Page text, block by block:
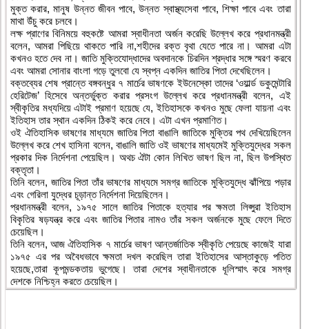
মুক্ত করার, মানুষ উন্নত জীবন পাবে, উন্নত স্বাস্থ্যসেবা পাবে, শিক্ষা পাবে এবং তারা
মাথা উঁচু করে চলবে।
লক্ষ প্রাণের বিনিময়ে বহুকষ্টে আমরা স্বাধীনতা অর্জন করেছি উল্লেখ করে প্রধানমন্ত্রী
বলেন, আমরা পিছিয়ে থাকতে পারি না,শহীদের রক্ত বৃথা যেতে পারে না। আমরা এটা
কখনও হতে দেব না। জাতি মুক্তিযোদ্ধাদের অবদানকে চিরদিন শ্রদ্ধার সঙ্গে স্মরণ করবে
এবং আমরা সোনার বাংলা গড়ে তুলবো যে স্বপ্ন একদিন জাতির পিতা দেখেছিলেন।
বক্তব্যের শেষ প্রান্তে বঙ্গবন্ধুর ৭ মার্চের ভাষণকে ইউনেস্কো তাদের ‘ওয়ার্ল্ড ডকুমেন্টারি
হেরিটেজ’ হিসেবে অন্তর্ভুক্ত করার প্রসংগ উল্লেখ করে প্রধানমন্ত্রী বলেন, এই
স্বীকৃতির মধ্যদিয়ে এটাই প্রমাণ হয়েছে যে, ইতিহাসকে কখনও মুছে ফেলা যায়না এবং
ইতিহাস তার স্থান একদিন ঠিকই করে নেবে। এটা এখন প্রমাণিত।
ওই ঐতিহাসিক ভাষণের মাধ্যমে জাতির পিতা বাঙালি জাতিকে মুক্তির পথ দেখিয়েছিলেন
উল্লেখ করে শেখ হাসিনা বলেন, বাঙালি জাতি ওই ভাষণের মাধ্যমেই মুক্তিযুদ্ধের সকল
প্রকার দিক নির্দেশনা পেয়েছিল। অথচ ঐটা কোন লিখিত ভাষণ ছিল না, ছিল উপস্থিত
বক্তৃতা।
তিনি বলেন, জাতির পিতা তাঁর ভাষণের মাধ্যমে সমগ্র জাতিকে মুক্তিযুদ্ধে ঝাঁপিয়ে পড়ার
এবং গেরিলা যুদ্ধের চূড়ান্ত নির্দেশনা দিয়েছিলেন।
প্রধানমন্ত্রী বলেন, ১৯৭৫ সালে জাতির পিতাকে হত্যার পর ক্ষমতা লিপ্সুরা ইতিহাস
বিকৃতির ষড়যন্ত্র করে এবং জাতির পিতার নামও তাঁর সকল অর্জনকে মুছে ফেলে দিতে
চেয়েছিল।
তিনি বলেন, আজ ঐতিহাসিক ৭ মার্চের ভাষণ আন্তর্জাতিক স্বীকৃতি পেয়েছে কাজেই যারা
১৯৭৫ এর পর অবৈধভাবে ক্ষমতা দখল করেছিল তারা ইতিহাসের আস্তাকুড়ে পতিত
হয়েছে,তারা কূপমন্ডকতায় ভুগেছে। তারা দেশের স্বাধীনতাকে ধূলিস্মাৎ করে সমগ্র
দেশকে নিশ্চিহ্ন করতে চেয়েছিল।